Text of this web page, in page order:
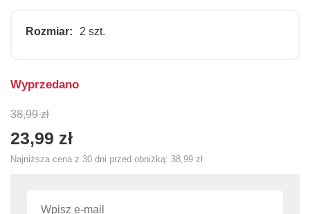
Rozmiar: 2 szt.
38,99 zł
23,99 zł
Najniższa cena z 30 dni przed obniżką: 38,99 zł
Wyprzedano